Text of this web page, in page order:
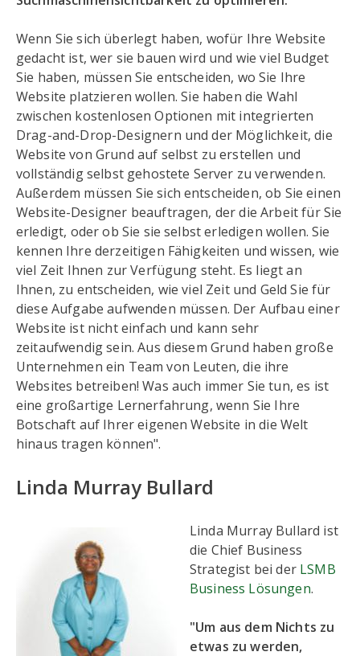
Wenn Sie sich überlegt haben, wofür Ihre Website
gedacht ist, wer sie bauen wird und wie viel Budget
Sie haben, müssen Sie entscheiden, wo Sie Ihre
Website platzieren wollen. Sie haben die Wahl
zwischen kostenlosen Optionen mit integrierten
Drag-and-Drop-Designern und der Möglichkeit, die
Website von Grund auf selbst zu erstellen und
vollständig selbst gehostete Server zu verwenden.
Außerdem müssen Sie sich entscheiden, ob Sie einen
Website-Designer beauftragen, der die Arbeit für Sie
erledigt, oder ob Sie sie selbst erledigen wollen. Sie
kennen Ihre derzeitigen Fähigkeiten und wissen, wie
viel Zeit Ihnen zur Verfügung steht. Es liegt an
Ihnen, zu entscheiden, wie viel Zeit und Geld Sie für
diese Aufgabe aufwenden müssen. Der Aufbau einer
Website ist nicht einfach und kann sehr
zeitaufwendig sein. Aus diesem Grund haben große
Unternehmen ein Team von Leuten, die ihre
Websites betreiben! Was auch immer Sie tun, es ist
eine großartige Lernerfahrung, wenn Sie Ihre
Botschaft auf Ihrer eigenen Website in die Welt
hinaus tragen können".
Linda Murray Bullard
Linda Murray Bullard ist
die Chief Business
Strategist bei der LSMB
Business Lösungen.
"Um aus dem Nichts zu
etwas zu werden,